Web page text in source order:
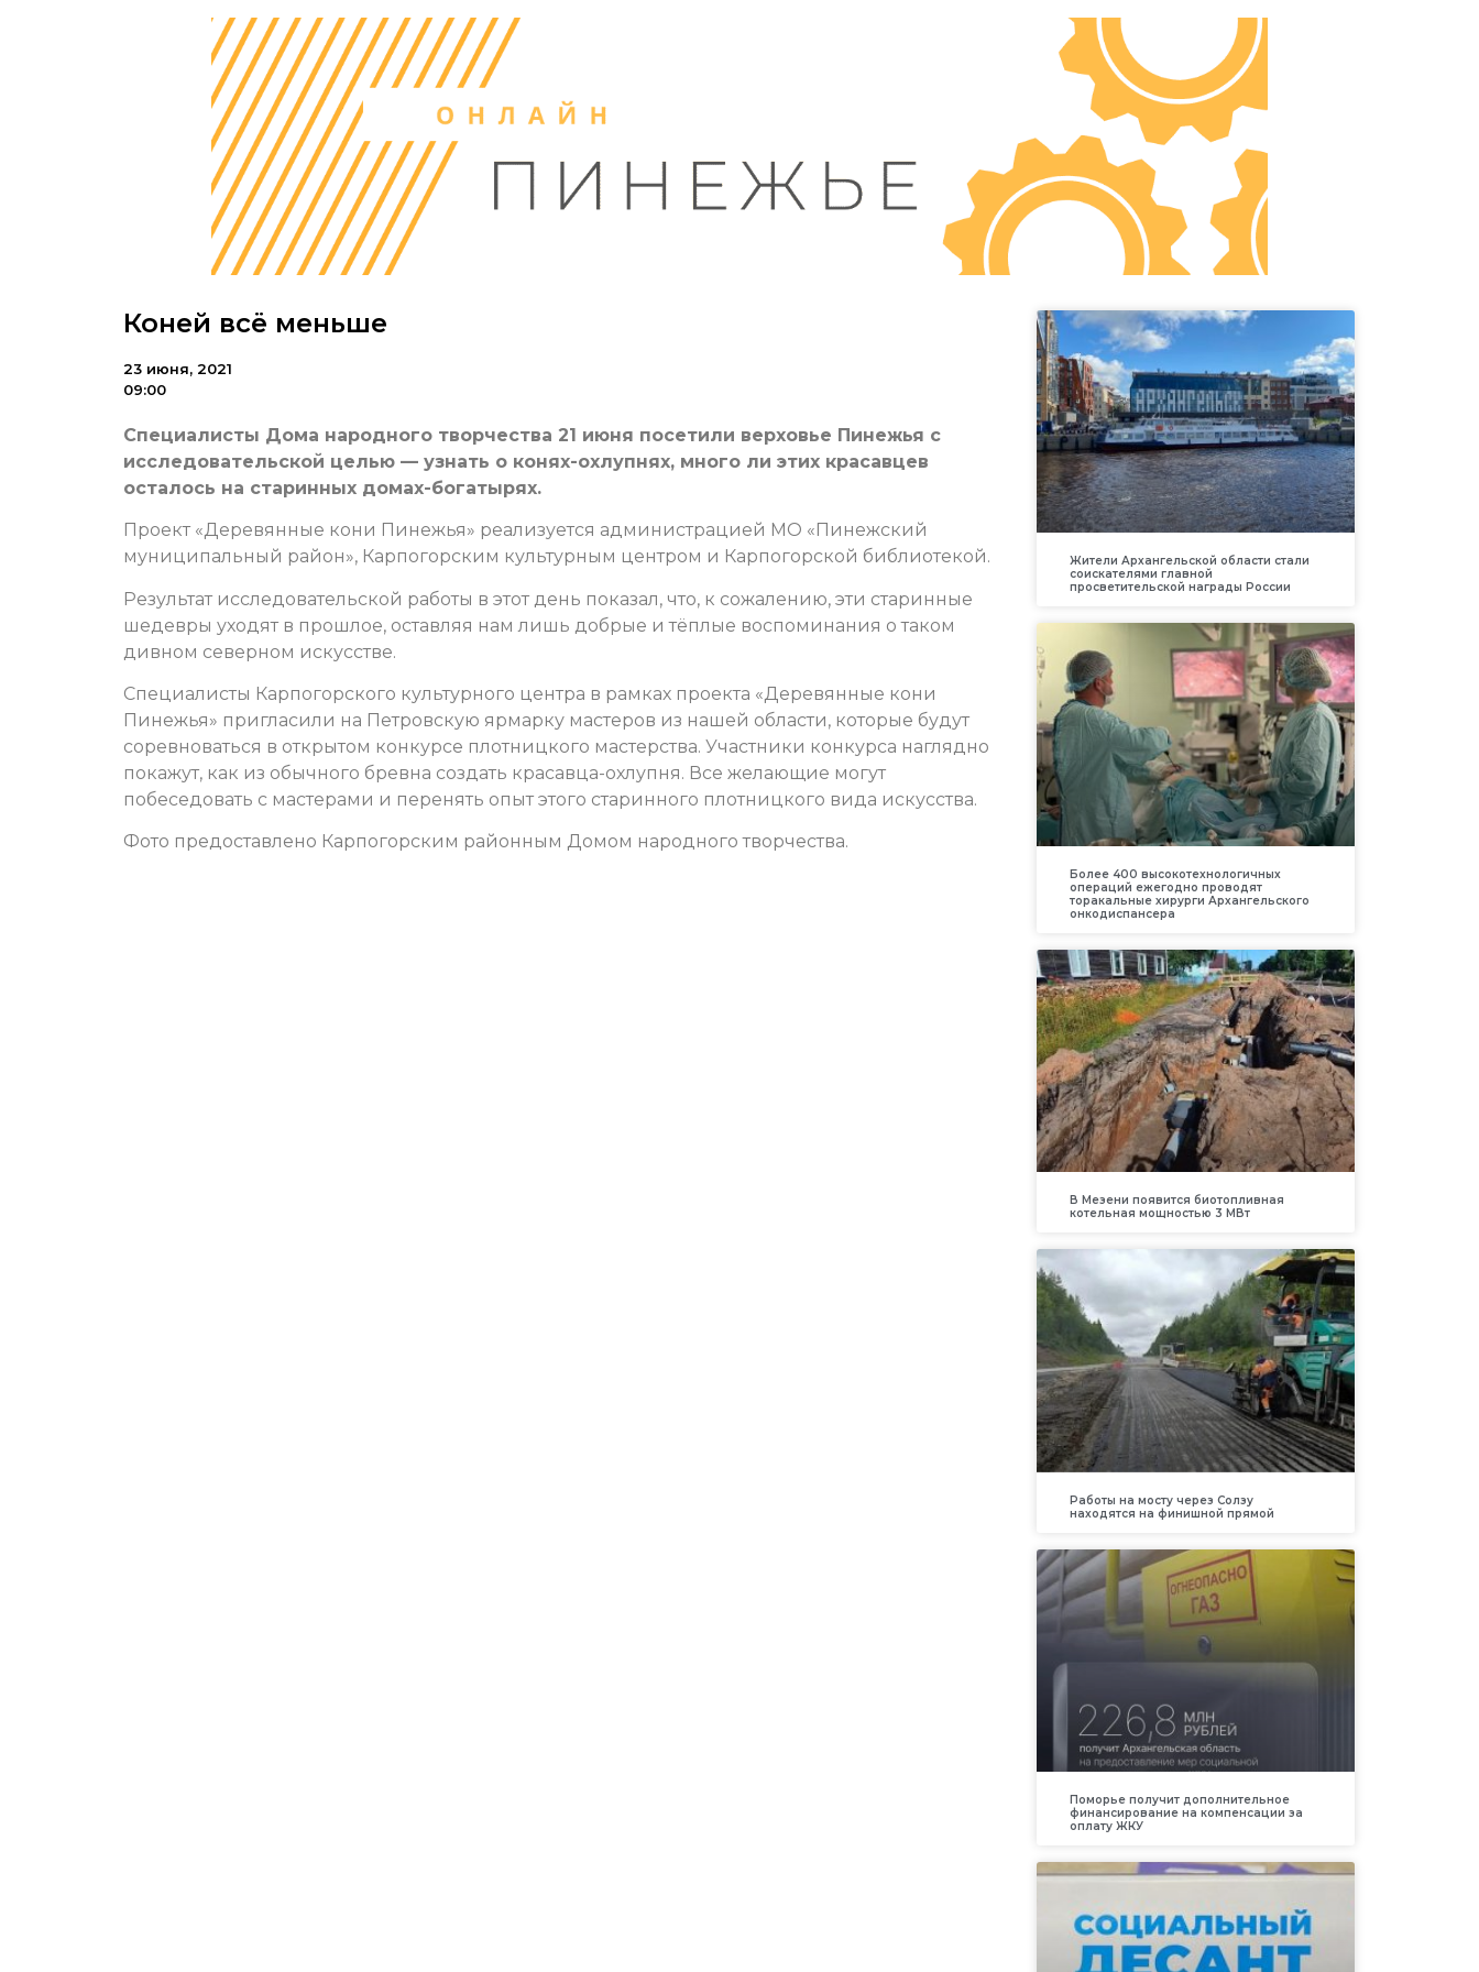
Коней всё меньше
23 июня, 2021
09:00
Специалисты Дома народного творчества 21 июня посетили верховье Пинежья с
исследовательской целью — узнать о конях-охлупнях, много ли этих красавцев
осталось на старинных домах-богатырях.
Проект «Деревянные кони Пинежья» реализуется администрацией МО «Пинежский
муниципальный район», Карпогорским культурным центром и Карпогорской библиотекой.
Результат исследовательской работы в этот день показал, что, к сожалению, эти старинные
шедевры уходят в прошлое, оставляя нам лишь добрые и тёплые воспоминания о таком
дивном северном искусстве.
Специалисты Карпогорского культурного центра в рамках проекта «Деревянные кони
Пинежья» пригласили на Петровскую ярмарку мастеров из нашей области, которые будут
соревноваться в открытом конкурсе плотницкого мастерства. Участники конкурса наглядно
покажут, как из обычного бревна создать красавца-охлупня. Все желающие могут
побеседовать с мастерами и перенять опыт этого старинного плотницкого вида искусства.
Фото предоставлено Карпогорским районным Домом народного творчества.
Жители Архангельской области стали
соискателями главной
просветительской награды России
Более 400 высокотехнологичных
операций ежегодно проводят
торакальные хирурги Архангельского
онкодиспансера
В Мезени появится биотопливная
котельная мощностью 3 МВт
Работы на мосту через Солзу
находятся на финишной прямой
Поморье получит дополнительное
финансирование на компенсации за
оплату ЖКУ